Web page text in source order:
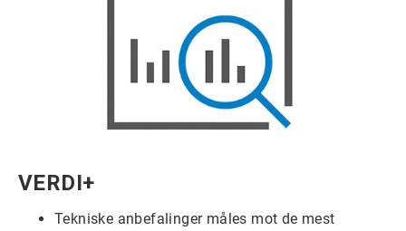
ArticleTile
VERDI+
Tekniske anbefalinger måles mot de mest